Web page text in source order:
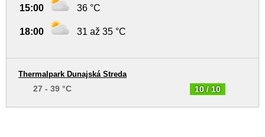
15:00 36 °C
18:00 31 až 35 °C
10 / 10
Thermalpark Dunajská Streda
27 - 39 °C